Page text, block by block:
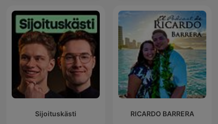
Sijoituskästi RICARDO BARRERA